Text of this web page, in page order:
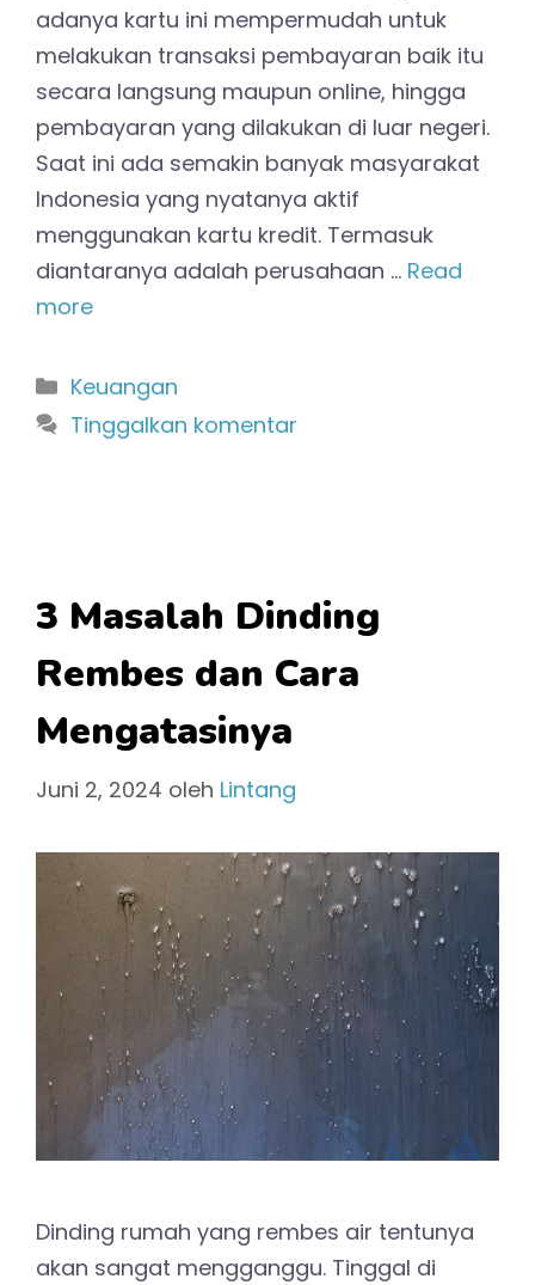
adanya kartu ini mempermudah untuk
melakukan transaksi pembayaran baik itu
secara langsung maupun online, hingga
pembayaran yang dilakukan di luar negeri.
Saat ini ada semakin banyak masyarakat
Indonesia yang nyatanya aktif
menggunakan kartu kredit. Termasuk
diantaranya adalah perusahaan … Read
more
Kategori
Keuangan
Tinggalkan komentar
3 Masalah Dinding
Rembes dan Cara
Mengatasinya
Juni 2, 2024 oleh Lintang
Dinding rumah yang rembes air tentunya
akan sangat mengganggu. Tinggal di